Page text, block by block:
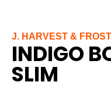
J. HARVEST & FROST
INDIGO
SLIM